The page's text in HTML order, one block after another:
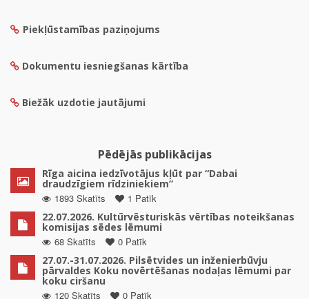
Piekļūstamības paziņojums
Dokumentu iesniegšanas kārtība
Biežāk uzdotie jautājumi
Pēdējās publikācijas
Rīga aicina iedzīvotājus kļūt par “Dabai
draudzīgiem rīdziniekiem”
1893 Skatīts
1 Patīk
22.07.2026. Kultūrvēsturiskās vērtības noteikšanas
komisijas sēdes lēmumi
68 Skatīts
0 Patīk
27.07.-31.07.2026. Pilsētvides un inženierbūvju
pārvaldes Koku novērtēšanas nodaļas lēmumi par
koku ciršanu
120 Skatīts
0 Patīk